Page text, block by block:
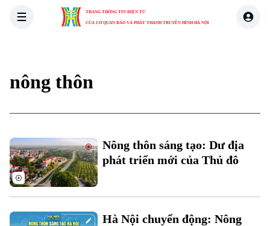
TRANG THÔNG TIN ĐIỆN TỬ
CỦA CƠ QUAN BÁO VÀ PHÁT THANH TRUYỀN HÌNH HÀ NỘI
nông thôn
Nông thôn sáng tạo: Dư địa
phát triển mới của Thủ đô
Hà Nội chuyển động: Nông